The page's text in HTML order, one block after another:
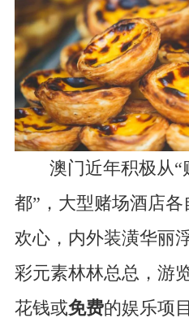
澳门近年积极从“
都”，大型赌场酒店
欢心，内外装潢华丽
彩元素林林总总，游
花钱或免费的娱乐项目